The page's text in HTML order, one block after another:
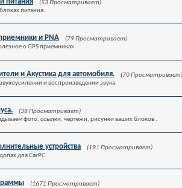
(53 Просматривает)
питания.
и PNA
(79 Просматривает)
о GPS приемниках.
и Акустика для автомобиля.
(70 Просматривает)
и воспроизведении звука.
(38 Просматривает)
фото, ссылки, чертежи, рисунки ваших блоков .
устройства
(191 Просматривает)
для CarPC
(1671 Просматривает)